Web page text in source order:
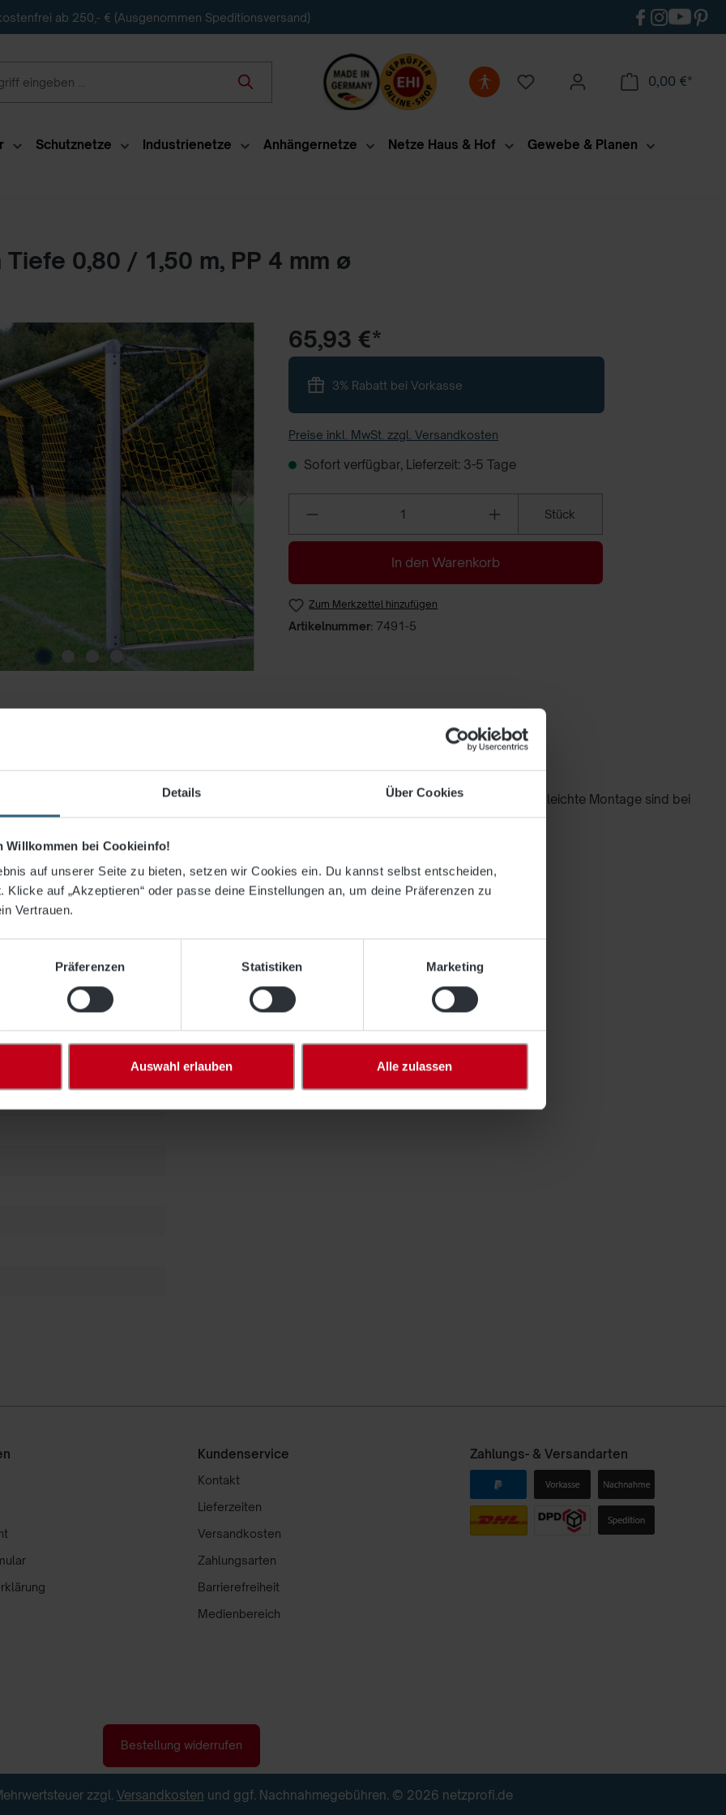
Details Über Cookies
bei Cookieinfo!
auf unserer Seite zu bieten, setzen wir Cookies ein. Du kannst selbst entscheiden,
Klicke auf „Akzeptieren“ oder passe deine Einstellungen an, um deine Präferenzen zu
Vertrauen.
Präferenzen Statistiken Marketing
Auswahl erlauben Alle zulassen
ab 250,- € (Ausgenommen Speditionsversand)
0,00 €*
Schutznetze Industrienetze Anhängernetze Netze Haus & Hof Gewebe & Planen
0,80 / 1,50 m, PP 4 mm ø
65,93 €*
3% Rabatt bei Vorkasse
Preise inkl. MwSt. zzgl. Versandkosten
Sofort verfügbar, Lieferzeit: 3-5 Tage
Stück
In den Warenkorb
Zum Merkzettel hinzufügen
Artikelnummer: 7491-5
7,50 m x 2,50 m Tiefe 0,80 / 1,50 m, PP 4 mm ø"
Polypropylen hergestellt und haben einen weichen Fall. Ein gutes Handling und eine leichte Montage sind bei
eingearbeitet
Kundenservice
Kontakt
Lieferzeiten
Versandkosten
Zahlungsarten
Barrierefreiheit
Medienbereich
Zahlungs- & Versandarten
Bestellung widerrufen
zzgl. Versandkosten und ggf. Nachnahmegebühren. © 2026 netzprofi.de